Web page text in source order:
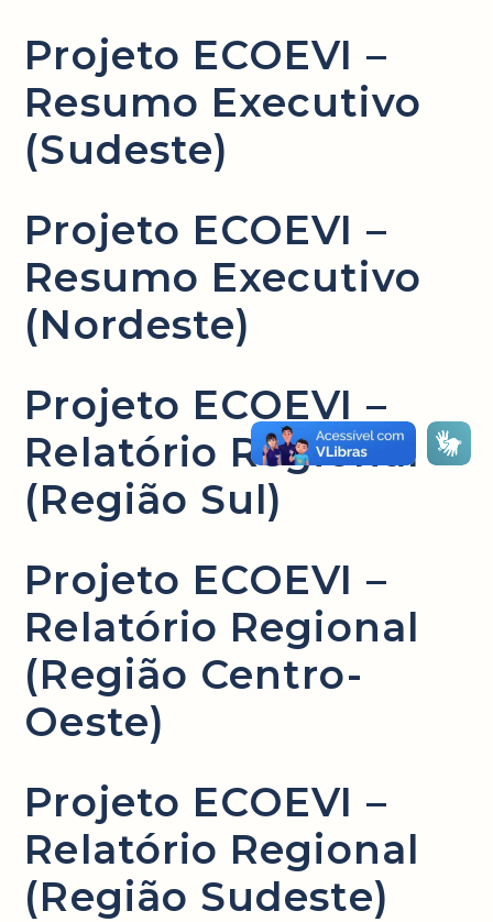
Projeto ECOEVI –
Resumo Executivo
(Sudeste)
Projeto ECOEVI –
Resumo Executivo
(Nordeste)
Projeto ECOEVI –
Relatório Regional
(Região Sul)
Projeto ECOEVI –
Relatório Regional
(Região Centro-
Oeste)
Projeto ECOEVI –
Relatório Regional
(Região Sudeste)